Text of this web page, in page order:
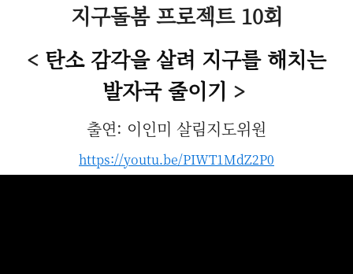
지구돌봄 프로젝트 10회
< 탄소 감각을 살려 지구를 해치는
발자국 줄이기 >
출연: 이인미 살림지도위원
https://youtu.be/PIWT1MdZ2P0